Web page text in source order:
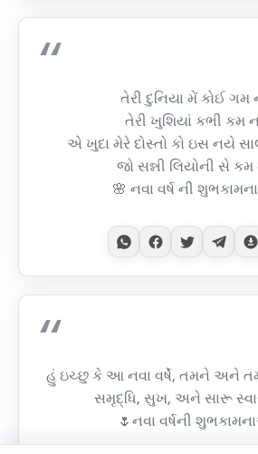
તેરી દુનિયા મેં કોઈ ગમ
તેરી ખુશિયાં કભી કમ
એ ખુદા મેરે દોસ્તો કો ઇસ નયે
જો સન્ની લિયોની સે કમ
🌸 નવા વર્ષ ની
હું ઇચ્છુ કે આ નવા વર્ષે, તમને અને
સમૃદ્ધિ, સુખ, અને સારૂ
🌷નવા વર્ષની